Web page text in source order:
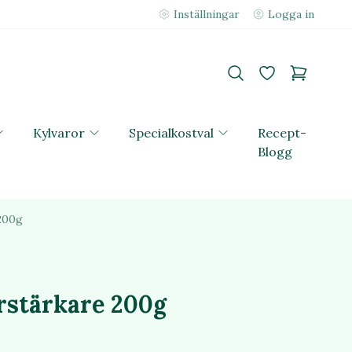
Inställningar Logga in
Kylvaror Specialkostval
Recept-
Blogg
200g